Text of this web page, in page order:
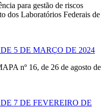
para gestão de riscos
dos Laboratórios Federais de
5 DE MARÇO DE 2024
nº 16, de 26 de agosto de
7 DE FEVEREIRO DE